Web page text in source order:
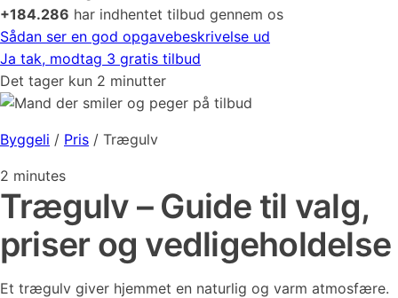
+184.286 har indhentet tilbud gennem os
Sådan ser en god opgavebeskrivelse ud
Ja tak, modtag 3 gratis tilbud
Det tager kun 2 minutter
Byggeli / Pris / Trægulv
2 minutes
Trægulv – Guide til valg,
priser og vedligeholdelse
Et trægulv giver hjemmet en naturlig og varm atmosfære.